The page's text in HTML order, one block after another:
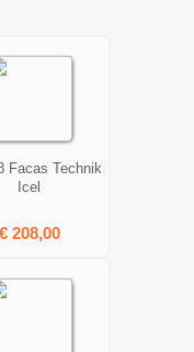
Facas Technik
Icel
€ 208,00